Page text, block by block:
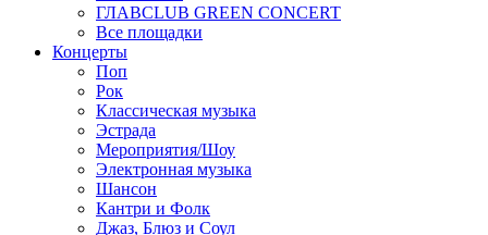
ГЛАВCLUB GREEN CONCERT
Все площадки
Концерты
Поп
Рок
Классическая музыка
Эстрада
Мероприятия/Шоу
Электронная музыка
Шансон
Кантри и Фолк
Джаз, Блюз и Соул